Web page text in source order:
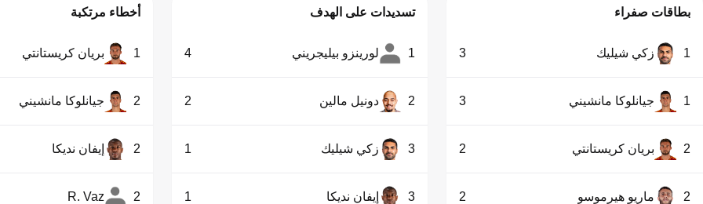
بطاقات صفراء
1 زكي شيليك 3
1 جيانلوكا مانشيني 3
2 بريان كريستانتي 2
2 ماريو هيرموسو 2
تسديدات على الهدف
1 لورينزو بيليجريني 4
2 دونيل مالين 2
3 زكي شيليك 1
3 إيفان نديكا 1
أخطاء مرتكبة
1 بريان كريستانتي
2 جيانلوكا مانشيني
2 إيفان نديكا
2
R. Vaz